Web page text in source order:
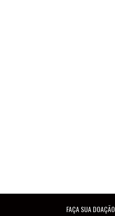
FAÇA SUA DOAÇÃO